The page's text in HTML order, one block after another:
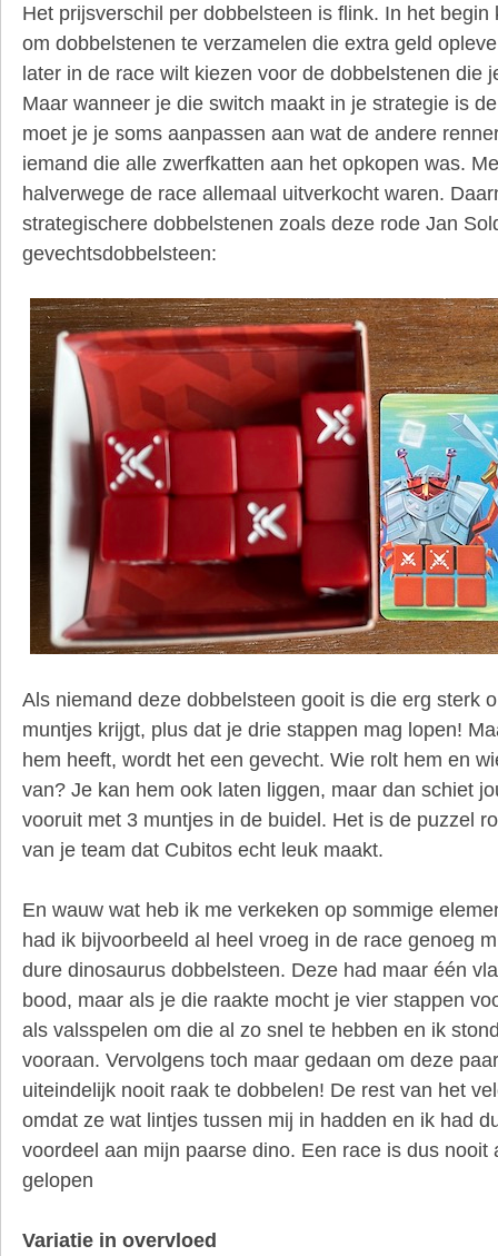
Het prijsverschil per dobbelsteen is flink. In het
om dobbelstenen te verzamelen die extra geld
later in de race wilt kiezen voor de dobbelstenen die
Maar wanneer je die switch maakt in je strategie is
moet je je soms aanpassen aan wat de andere
iemand die alle zwerfkatten aan het opkopen was.
halverwege de race allemaal uitverkocht waren.
strategischere dobbelstenen zoals deze rode Jan
gevechtsdobbelsteen:
Als niemand deze dobbelsteen gooit is die erg sterk
muntjes krijgt, plus dat je drie stappen mag lopen!
hem heeft, wordt het een gevecht. Wie rolt hem en
van? Je kan hem ook laten liggen, maar dan schiet
vooruit met 3 muntjes in de buidel. Het is de puzzel
van je team dat Cubitos echt leuk maakt.
En wauw wat heb ik me verkeken op sommige
had ik bijvoorbeeld al heel vroeg in de race genoeg
dure dinosaurus dobbelsteen. Deze had maar één
bood, maar als je die raakte mocht je vier stappen
als valsspelen om die al zo snel te hebben en ik
vooraan. Vervolgens toch maar gedaan om deze
uiteindelijk nooit raak te dobbelen! De rest van het
omdat ze wat lintjes tussen mij in hadden en ik had
voordeel aan mijn paarse dino. Een race is dus nooit
gelopen
Variatie in overvloed